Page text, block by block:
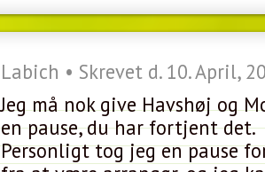
Labich • Skrevet d. 10. April,
Jeg må nok give Havshøj og
en pause, du har fortjent det.
Personligt tog jeg en pause